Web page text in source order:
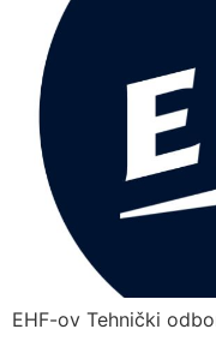
EHF-ov Tehnički